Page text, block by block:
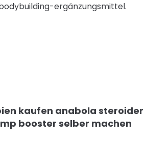
ergänzungsmittel.
kaufen anabola steroider
booster selber machen